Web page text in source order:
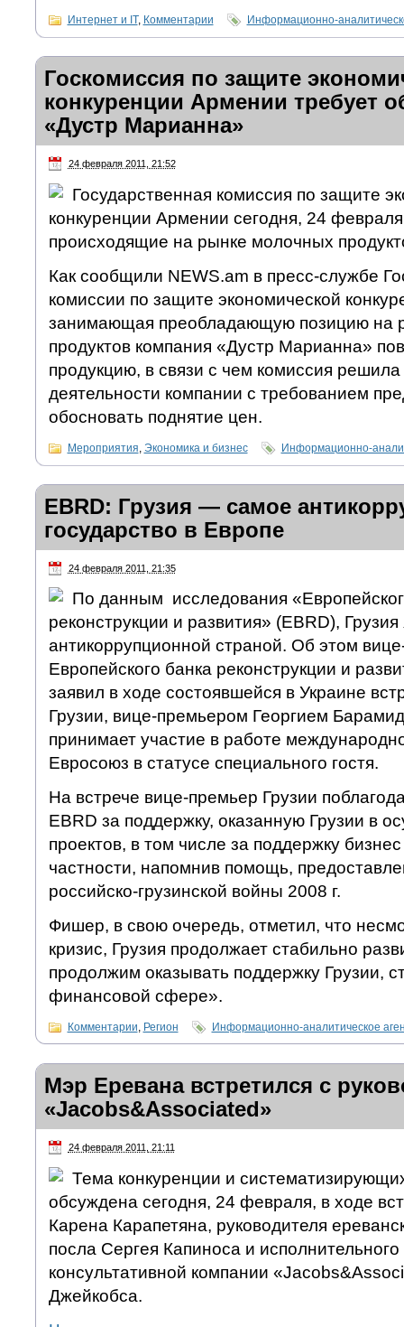
Интернет и IT, Комментарии Информационно-
Госкомиссия по защите
конкуренции Армении требует
«Дустр Марианна»
24 февраля 2011, 21:52
Государственная комиссия по защите
конкуренции Армении сегодня, 24
происходящие на рынке молочных
Как сообщили NEWS.am в пресс-службе
комиссии по защите экономической
занимающая преобладающую позицию на
продуктов компания «Дустр Марианна»
продукцию, в связи с чем комиссия
деятельности компании с требованием
обосновать поднятие цен.
Мероприятия Экономика и бизнес Информационно-
EBRD: Грузия — самое
государство в Европе
24 февраля 2011, 21:35
По данным исследования
реконструкции и развития» (EBRD),
антикоррупционной страной. Об этом
Европейского банка реконструкции и
заявил в ходе состоявшейся в Украине
Грузии, вице-премьером Георгием
принимает участие в работе
Евросоюз в статусе специального гостя.
На встрече вице-премьер Грузии
EBRD за поддержку, оказанную Грузии в
проектов, в том числе за поддержку
частности, напомнив помощь,
российско-грузинской войны 2008 г.
Фишер, в свою очередь, отметил, что
кризис, Грузия продолжает стабильно
продолжим оказывать поддержку Грузии,
финансовой сфере».
Комментарии, Регион Информационно-аналитическое
Мэр Еревана встретился с
«Jacobs&Associated»
24 февраля 2011, 21:11
Тема конкуренции и
обсуждена сегодня, 24 февраля, в ходе
Карена Карапетяна, руководителя
посла Сергея Капиноса и исполнительного
консультативной компании
Джейкобса.